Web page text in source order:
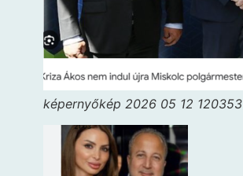
képernyőkép 2026 05 12 120353